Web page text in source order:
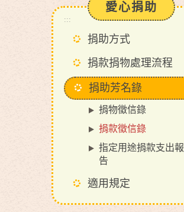
:::
愛心捐助
捐助方式
捐款捐物處理流程
捐助芳名錄
捐物徵信錄
捐款徵信錄
指定用途捐款支出報
告
適用規定